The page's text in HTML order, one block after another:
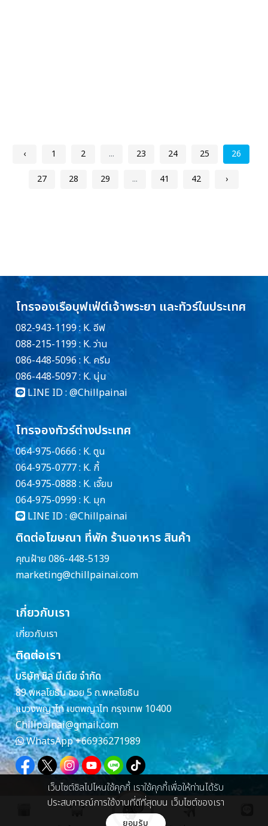
‹ 1 2 ... 23 24 25
26
27
28 29 ... 41 42 ›
โทรจองเรือบุฟเฟ่ต์เจ้าพระยา และทัวร์ในประเทศ
082-943-1199 : K. อีฟ
088-215-1199 : K. ว่าน
086-448-5096 : K. ครีม
086-448-5097 : K. นุ่น
LINE ID : @Chillpainai
โทรจองทัวร์ต่างประเทศ
064-975-0666 : K. ตูน
064-975-0777 : K. กี้
064-975-0888 : K. เจี๊ยบ
064-975-0999 : K. มุก
LINE ID : @Chillpainai
ติดต่อโฆษณา ที่พัก ร้านอาหาร สินค้า
คุณฝ้าย 086-448-5139
marketing@chillpainai.com
เกี่ยวกับเรา
เกี่ยวกับเรา
ติดต่อเรา
บริษัท ชิล มีเดีย จำกัด
89 พหลโยธิน ซอย 5 ถ.พหลโยธิน
แขวงพญาไท เขตพญาไท กรุงเทพ 10400
Chillpainai@gmail.com
WhatsApp+66936271989
เว็บไซต์ชิลไปไหนใช้คุกกี้ เราใช้คุกกี้เพื่อให้ท่านได้รับ
ประสบการณ์การใช้งานที่ดีที่สุดบน เว็บไซต์ของเรา
ยอมรับ